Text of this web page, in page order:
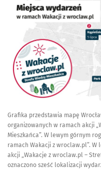
Grafika przedstawia mapę
organizowanych w ramach akcji
Mieszkańca”. W lewym górnym
ramach Wakacji z wroclaw.pl”.
akcji „Wakacje z wroclaw.pl –
oznaczono sześć lokalizacji